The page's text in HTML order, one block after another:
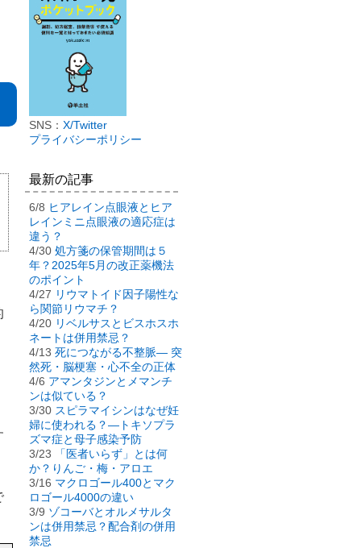
SNS： X/Twitter
プライバシーポリシー
最新の記事
6/8 ヒアレイン点眼液とヒア
レインミニ点眼液の適応症は
違う？
4/30 処方箋の保管期間は５
年？2025年5月の改正薬機法
のポイント
4/27 リウマトイド因子陽性な
ら関節リウマチ？
4/20 リベルサスとビスホスホ
ネートは併用禁忌？
4/13 死につながる不整脈― 突
然死・脳梗塞・心不全の正体
4/6 アマンタジンとメマンチ
ンは似ている？
3/30 スピラマイシンはなぜ妊
婦に使われる？―トキソプラ
ズマ症と母子感染予防
3/23
「医者いらず」とは何
か？りんご・梅・アロエ
3/16 マクロゴール400とマク
ロゴール4000の違い
3/9 ゾコーバとオルメサルタ
ンは併用禁忌？配合剤の併用
禁忌